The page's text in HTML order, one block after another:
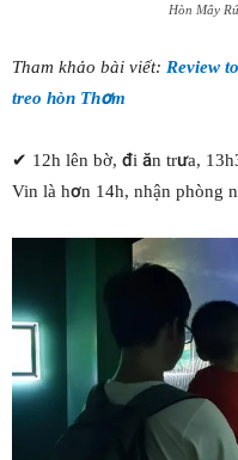
Hòn Mây
Tham khảo bài viết: Review
treo hòn Thơm
✔ 12h lên bờ, đi ăn trưa,
Vin là hơn 14h, nhận phòng